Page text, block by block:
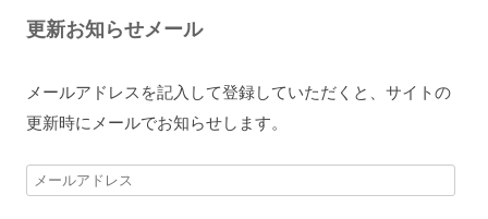
更新お知らせメール
メールアドレスを記入して登録していただくと、サイトの
更新時にメールでお知らせします。
メ